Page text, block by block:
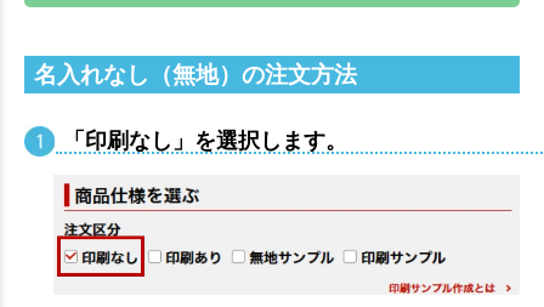
名入れなし（無地）の注文方法
「印刷なし」を選択します。